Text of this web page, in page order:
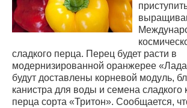
сладкого перца. Перец будет расти в
модернизированной оранжерее
будут доставлены корневой модуль,
канистра для воды и семена сладкого
перца сорта «Тритон». Сообщается,